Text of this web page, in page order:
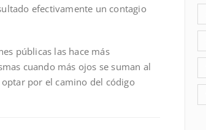
efectivamente un contagio
públicas las hace más
cuando más ojos se suman al
por el camino del código